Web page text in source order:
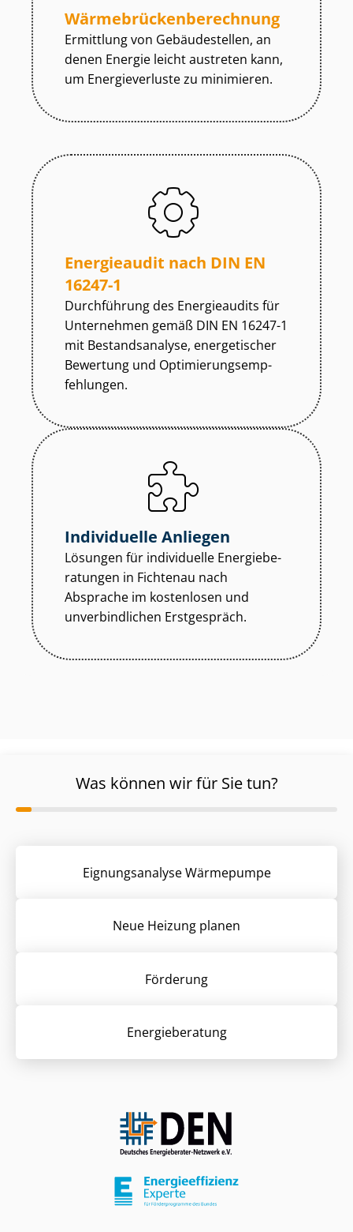
Wär­me­brü­cken­be­rech­nung
Ermittlung von Gebäudestellen, an
denen Energie leicht austreten kann,
um Energieverluste zu minimieren.
Energieaudit nach DIN EN
16247-1
Durchführung des Energieaudits für
Unternehmen gemäß DIN EN 16247-1
mit Bestandsanalyse, energetischer
Bewertung und Op­ti­mie­rungs­emp­
feh­lun­gen.
Individuelle Anliegen
Lösungen für individuelle En­er­gie­be­
ra­tun­gen in Fichtenau nach
Absprache im kostenlosen und
unverbindlichen Erstgespräch.
Was können wir für Sie tun?
Eignungsanalyse Wärmepumpe
Neue Heizung planen
Förderung
Energieberatung